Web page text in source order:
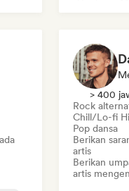
> 400
Rock
Chill/Lo-fi
Pop dansa
Berikan
artis
Berikan
artis